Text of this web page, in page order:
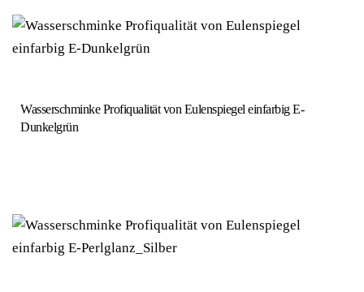
Wasserschminke Profiqualität von Eulenspiegel einfarbig E-
Dunkelgrün